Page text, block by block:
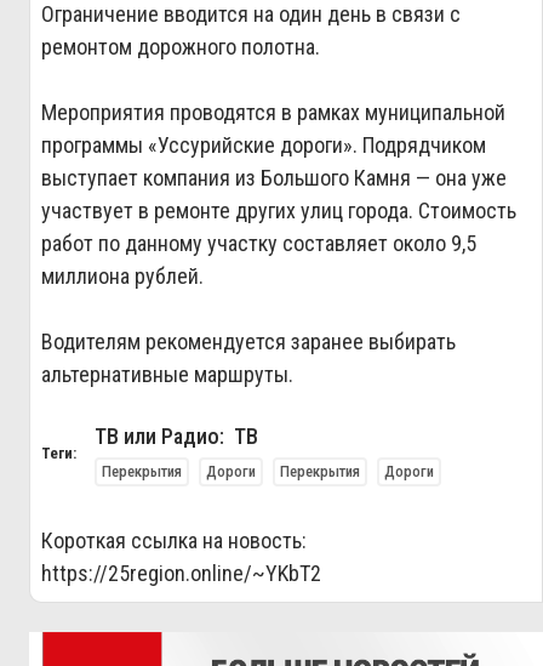
Ограничение вводится на один день в связи с
ремонтом дорожного полотна.
Мероприятия проводятся в рамках муниципальной
программы «Уссурийские дороги». Подрядчиком
выступает компания из Большого Камня — она уже
участвует в ремонте других улиц города. Стоимость
работ по данному участку составляет около 9,5
миллиона рублей.
Водителям рекомендуется заранее выбирать
альтернативные маршруты.
Теги:
ТВ или Радио: ТВ
Перекрытия Дороги Перекрытия Дороги
Короткая ссылка на новость:
https://25region.online/~YKbT2